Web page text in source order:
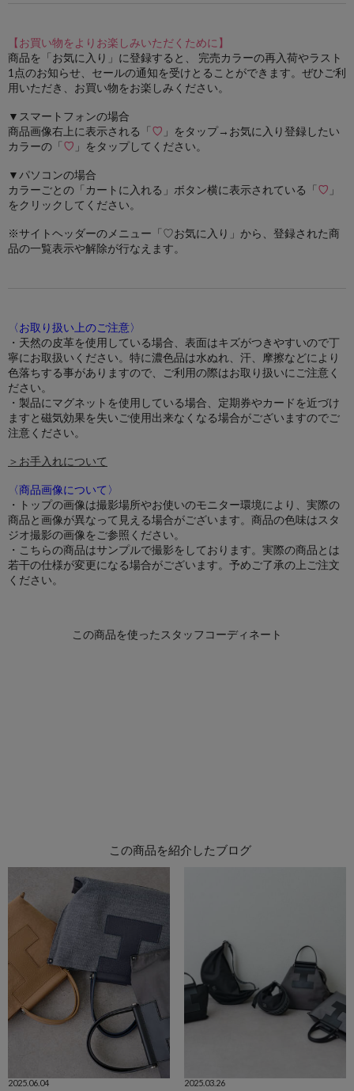
【お買い物をよりお楽しみいただくために】
商品を「お気に入り」に登録すると、 完売カラーの再入荷やラスト
1点のお知らせ、セールの通知を受けとることができます。ぜひご利
用いただき、お買い物をお楽しみください。
▼スマートフォンの場合
商品画像右上に表示される「♡ 」をタップ→お気に入り登録したい
カラーの「♡ 」をタップしてください。
▼パソコンの場合
カラーごとの「カートに入れる」ボタン横に表示されている「♡ 」
をクリックしてください。
※サイトヘッダーのメニュー「♡お気に入り」から、登録された商
品の一覧表示や解除が行なえます。
〈お取り扱い上のご注意〉
・天然の皮革を使用している場合、表面はキズがつきやすいので丁
寧にお取扱いください。特に濃色品は水ぬれ、汗、摩擦などにより
色落ちする事がありますので、ご利用の際はお取り扱いにご注意く
ださい。
・製品にマグネットを使用している場合、定期券やカードを近づけ
ますと磁気効果を失いご使用出来なくなる場合がございますのでご
注意ください。
＞お手入れについて
〈商品画像について〉
・トップの画像は撮影場所やお使いのモニター環境により、実際の
商品と画像が異なって見える場合がございます。商品の色味はスタ
ジオ撮影の画像をご参照ください。
・こちらの商品はサンプルで撮影をしております。実際の商品とは
若干の仕様が変更になる場合がございます。予めご了承の上ご注文
ください。
この商品を紹介したブログ
2025.06.04
2025.03.26